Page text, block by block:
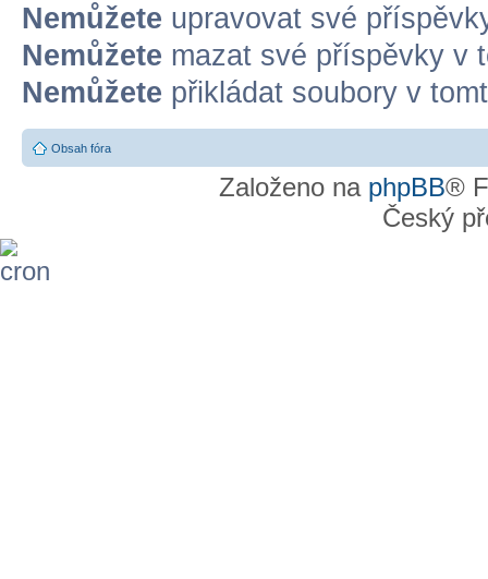
Nemůžete upravovat své
Nemůžete mazat své příspěvky v
Nemůžete přikládat soubory v
Obsah fóra
Založeno na phpBB®
Český